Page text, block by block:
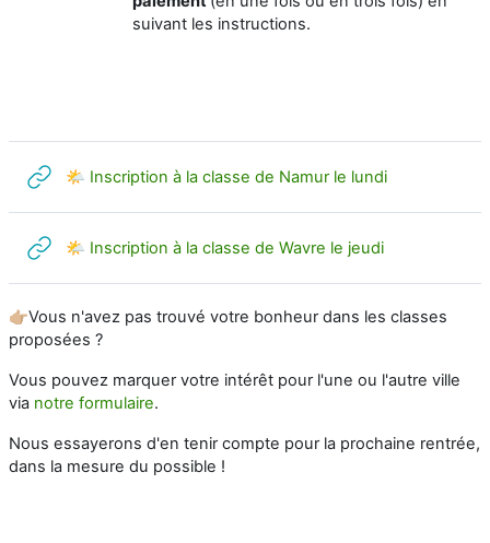
suivant les instructions.
🌤 Inscription à la classe de Namur le lundiURL
🌤 Inscription à la classe de Wavre le jeudiURL
👉🏼Vous n'avez pas trouvé votre bonheur dans les classes
proposées ?
Vous pouvez marquer votre intérêt pour l'une ou l'autre ville
via notre formulaire.
Nous essayerons d'en tenir compte pour la prochaine rentrée,
dans la mesure du possible !